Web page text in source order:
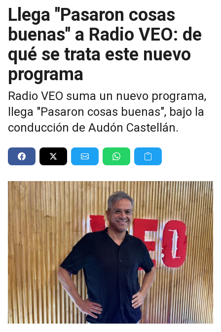
Llega "Pasaron cosas
buenas" a Radio VEO: de
qué se trata este nuevo
programa
Radio VEO suma un nuevo programa,
llega "Pasaron cosas buenas", bajo la
conducción de Audón Castellán.